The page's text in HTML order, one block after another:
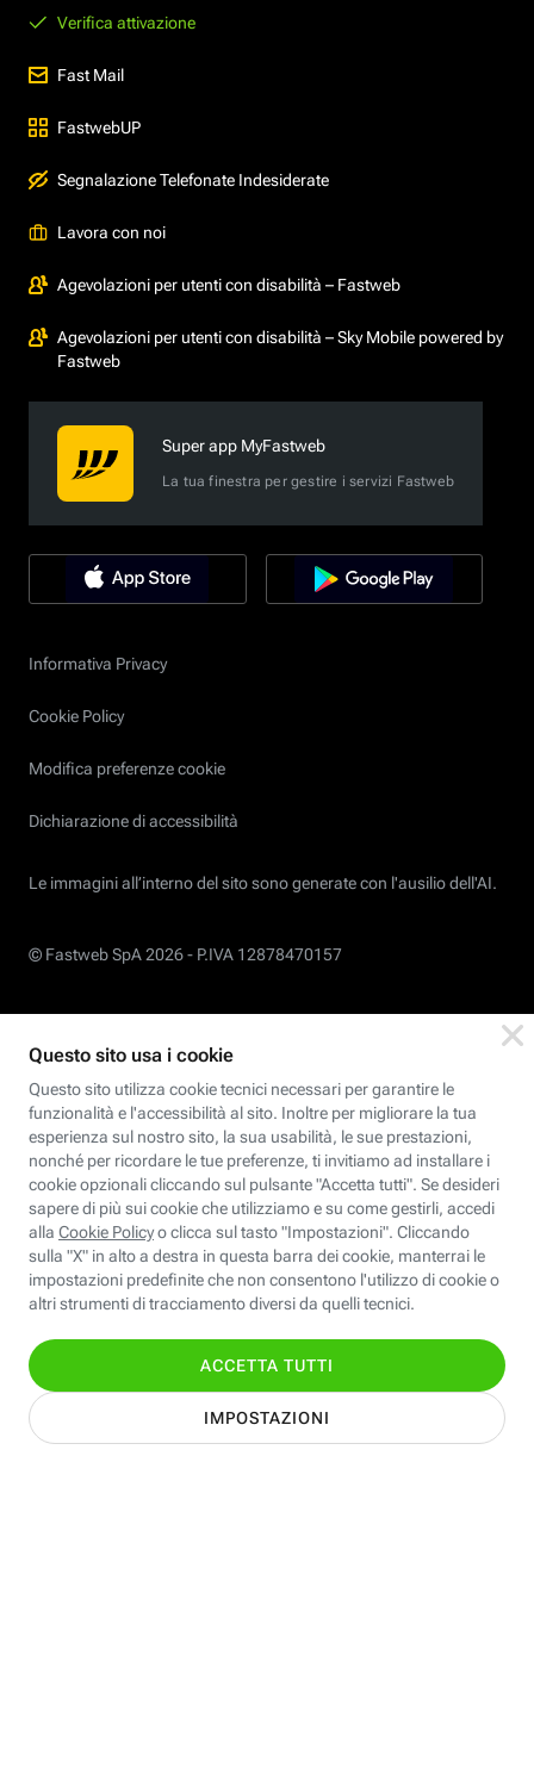
Verifica attivazione
Fast Mail
FastwebUP
Segnalazione Telefonate Indesiderate
Lavora con noi
Agevolazioni per utenti con disabilità – Fastweb
Agevolazioni per utenti con disabilità – Sky Mobile powered by
Fastweb
Super app MyFastweb
La tua finestra per gestire i servizi Fastweb
Informativa Privacy
Cookie Policy
Modifica preferenze cookie
Dichiarazione di accessibilità
Le immagini all’interno del sito sono generate con l'ausilio dell'AI.
© Fastweb SpA 2026 - P.IVA 12878470157